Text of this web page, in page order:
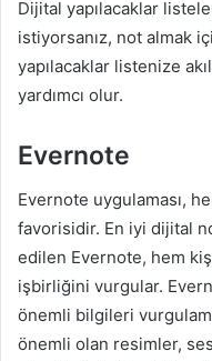
Dijital yapılacaklar
istiyorsanız, not almak
yapılacaklar listenize
yardımcı olur.
Evernote
Evernote uygulaması,
favorisidir. En iyi dijital
edilen Evernote, hem
işbirliğini vurgular.
önemli bilgileri
önemli olan resimler,